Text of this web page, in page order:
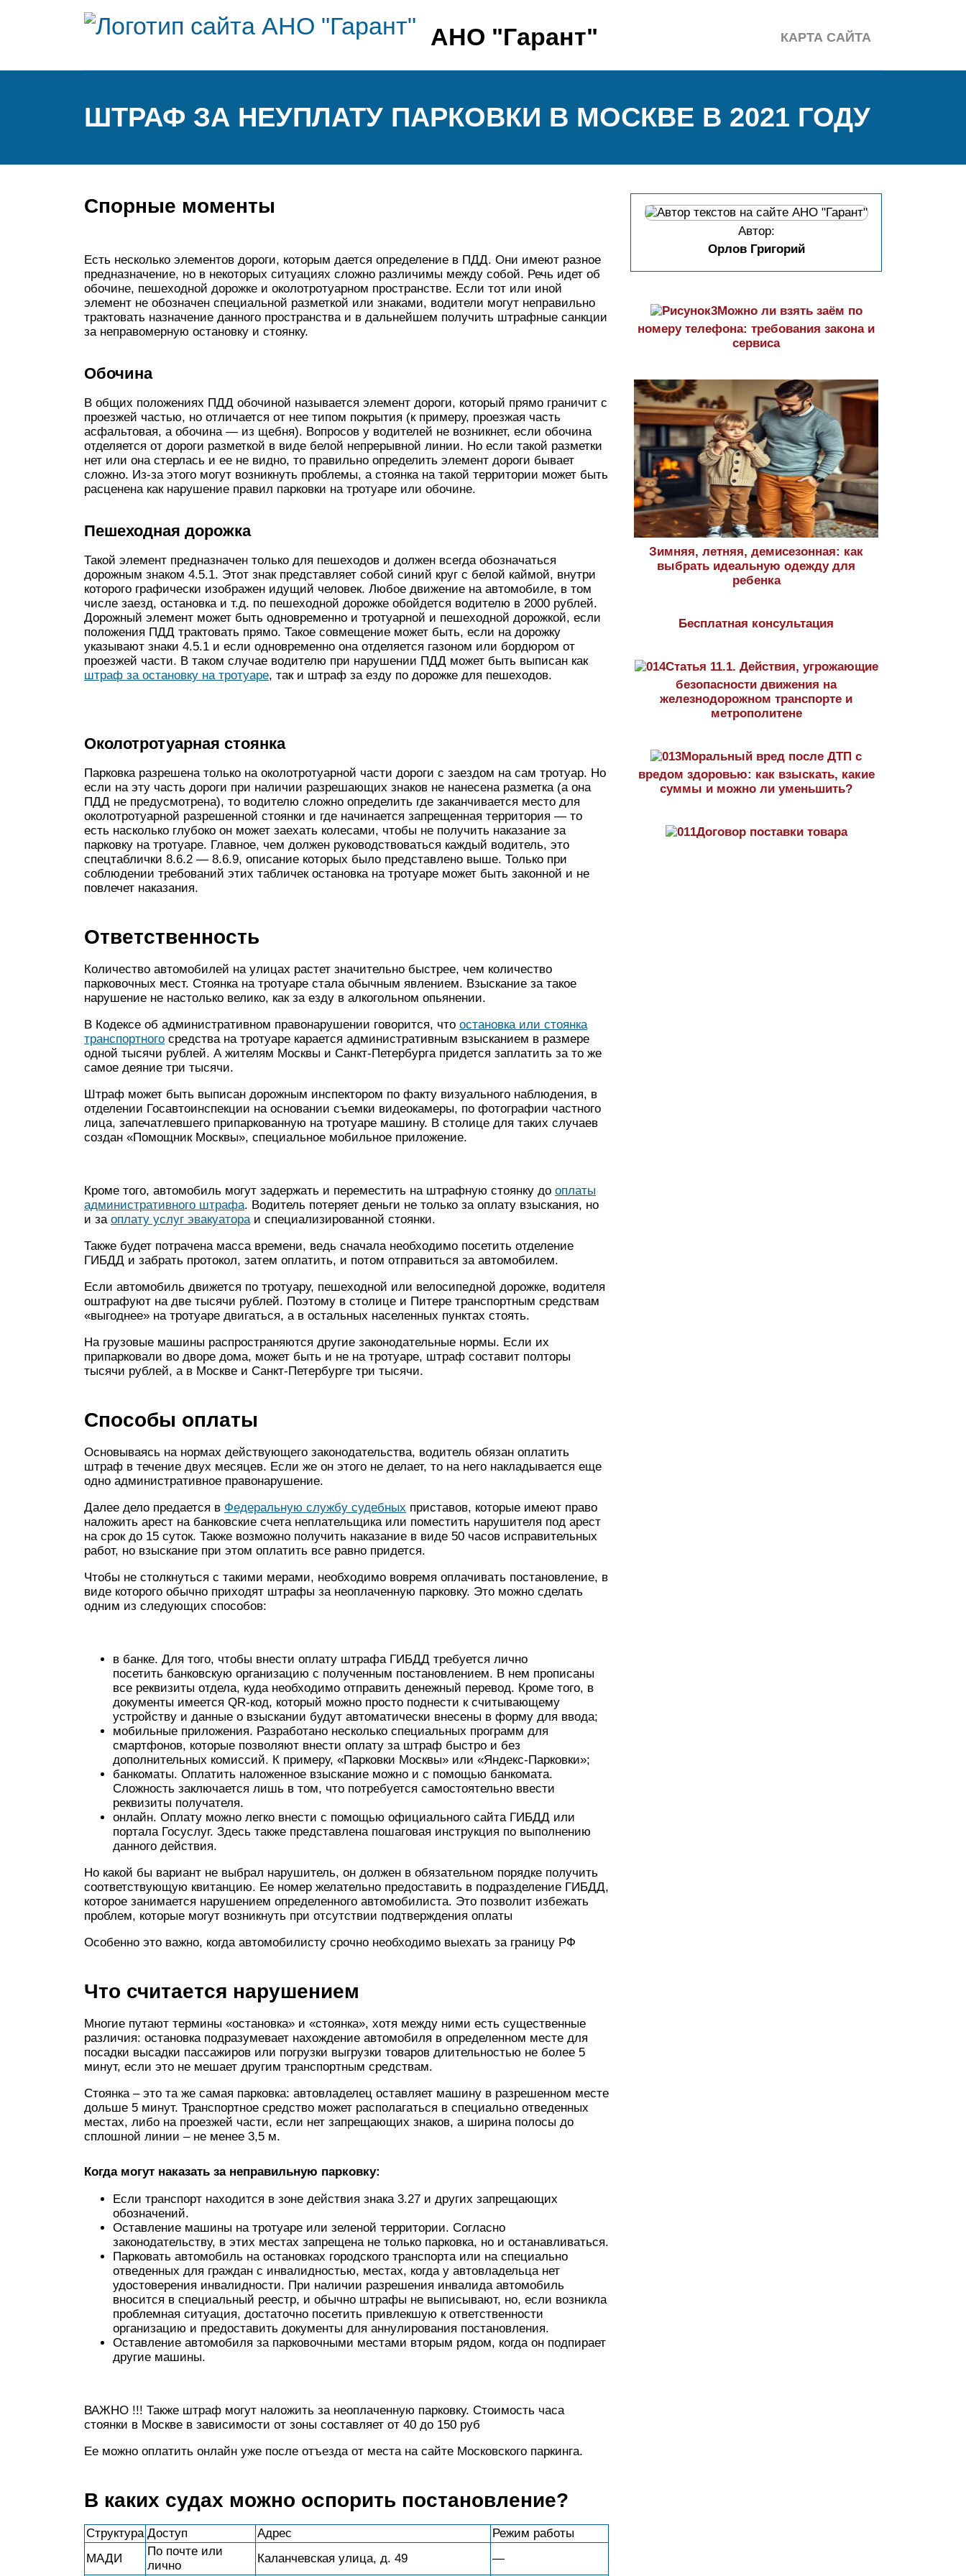
АНО "Гарант" КАРТА САЙТА
ШТРАФ ЗА НЕУПЛАТУ ПАРКОВКИ В МОСКВЕ В 2021 ГОДУ
Спорные моменты
Есть несколько элементов дороги, которым дается определение в ПДД. Они имеют разное
предназначение, но в некоторых ситуациях сложно различимы между собой. Речь идет об
обочине, пешеходной дорожке и околотротуарном пространстве. Если тот или иной
элемент не обозначен специальной разметкой или знаками, водители могут неправильно
трактовать назначение данного пространства и в дальнейшем получить штрафные санкции
за неправомерную остановку и стоянку.
Обочина
В общих положениях ПДД обочиной называется элемент дороги, который прямо граничит с
проезжей частью, но отличается от нее типом покрытия (к примеру, проезжая часть
асфальтовая, а обочина — из щебня). Вопросов у водителей не возникнет, если обочина
отделяется от дороги разметкой в виде белой непрерывной линии. Но если такой разметки
нет или она стерлась и ее не видно, то правильно определить элемент дороги бывает
сложно. Из-за этого могут возникнуть проблемы, а стоянка на такой территории может быть
расценена как нарушение правил парковки на тротуаре или обочине.
Пешеходная дорожка
Такой элемент предназначен только для пешеходов и должен всегда обозначаться
дорожным знаком 4.5.1. Этот знак представляет собой синий круг с белой каймой, внутри
которого графически изображен идущий человек. Любое движение на автомобиле, в том
числе заезд, остановка и т.д. по пешеходной дорожке обойдется водителю в 2000 рублей.
Дорожный элемент может быть одновременно и тротуарной и пешеходной дорожкой, если
положения ПДД трактовать прямо. Такое совмещение может быть, если на дорожку
указывают знаки 4.5.1 и если одновременно она отделяется газоном или бордюром от
проезжей части. В таком случае водителю при нарушении ПДД может быть выписан как
штраф за остановку на тротуаре, так и штраф за езду по дорожке для пешеходов.
Околотротуарная стоянка
Парковка разрешена только на околотротуарной части дороги с заездом на сам тротуар. Но
если на эту часть дороги при наличии разрешающих знаков не нанесена разметка (а она
ПДД не предусмотрена), то водителю сложно определить где заканчивается место для
околотротуарной разрешенной стоянки и где начинается запрещенная территория — то
есть насколько глубоко он может заехать колесами, чтобы не получить наказание за
парковку на тротуаре. Главное, чем должен руководствоваться каждый водитель, это
спецтаблички 8.6.2 — 8.6.9, описание которых было представлено выше. Только при
соблюдении требований этих табличек остановка на тротуаре может быть законной и не
повлечет наказания.
Ответственность
Количество автомобилей на улицах растет значительно быстрее, чем количество
парковочных мест. Стоянка на тротуаре стала обычным явлением. Взыскание за такое
нарушение не настолько велико, как за езду в алкогольном опьянении.
В Кодексе об административном правонарушении говорится, что остановка или стоянка
транспортного средства на тротуаре карается административным взысканием в размере
одной тысячи рублей. А жителям Москвы и Санкт-Петербурга придется заплатить за то же
самое деяние три тысячи.
Штраф может быть выписан дорожным инспектором по факту визуального наблюдения, в
отделении Госавтоинспекции на основании съемки видеокамеры, по фотографии частного
лица, запечатлевшего припаркованную на тротуаре машину. В столице для таких случаев
создан «Помощник Москвы», специальное мобильное приложение.
Кроме того, автомобиль могут задержать и переместить на штрафную стоянку до оплаты
административного штрафа. Водитель потеряет деньги не только за оплату взыскания, но
и за оплату услуг эвакуатораи специализированной стоянки.
Также будет потрачена масса времени, ведь сначала необходимо посетить отделение
ГИБДД и забрать протокол, затем оплатить, и потом отправиться за автомобилем.
Если автомобиль движется по тротуару, пешеходной или велосипедной дорожке, водителя
оштрафуют на две тысячи рублей. Поэтому в столице и Питере транспортным средствам
«выгоднее» на тротуаре двигаться, а в остальных населенных пунктах стоять.
На грузовые машины распространяются другие законодательные нормы. Если их
припарковали во дворе дома, может быть и не на тротуаре, штраф составит полторы
тысячи рублей, а в Москве и Санкт-Петербурге три тысячи.
Способы оплаты
Основываясь на нормах действующего законодательства, водитель обязан оплатить
штраф в течение двух месяцев. Если же он этого не делает, то на него накладывается еще
одно административное правонарушение.
Далее дело предается в Федеральную службу судебных приставов, которые имеют право
наложить арест на банковские счета неплательщика или поместить нарушителя под арест
на срок до 15 суток. Также возможно получить наказание в виде 50 часов исправительных
работ, но взыскание при этом оплатить все равно придется.
Чтобы не столкнуться с такими мерами, необходимо вовремя оплачивать постановление, в
виде которого обычно приходят штрафы за неоплаченную парковку. Это можно сделать
одним из следующих способов:
в банке. Для того, чтобы внести оплату штрафа ГИБДД требуется лично
посетить банковскую организацию с полученным постановлением. В нем прописаны
все реквизиты отдела, куда необходимо отправить денежный перевод. Кроме того, в
документы имеется QR-код, который можно просто поднести к считывающему
устройству и данные о взыскании будут автоматически внесены в форму для ввода;
мобильные приложения. Разработано несколько специальных программ для
смартфонов, которые позволяют внести оплату за штраф быстро и без
дополнительных комиссий. К примеру, «Парковки Москвы» или «Яндекс-Парковки»;
банкоматы. Оплатить наложенное взыскание можно и с помощью банкомата.
Сложность заключается лишь в том, что потребуется самостоятельно ввести
реквизиты получателя.
онлайн. Оплату можно легко внести с помощью официального сайта ГИБДД или
портала Госуслуг. Здесь также представлена пошаговая инструкция по выполнению
данного действия.
Но какой бы вариант не выбрал нарушитель, он должен в обязательном порядке получить
соответствующую квитанцию. Ее номер желательно предоставить в подразделение ГИБДД,
которое занимается нарушением определенного автомобилиста. Это позволит избежать
проблем, которые могут возникнуть при отсутствии подтверждения оплаты
Особенно это важно, когда автомобилисту срочно необходимо выехать за границу РФ
Что считается нарушением
Многие путают термины «остановка» и «стоянка», хотя между ними есть существенные
различия: остановка подразумевает нахождение автомобиля в определенном месте для
посадки высадки пассажиров или погрузки выгрузки товаров длительностью не более 5
минут, если это не мешает другим транспортным средствам.
Стоянка – это та же самая парковка: автовладелец оставляет машину в разрешенном месте
дольше 5 минут. Транспортное средство может располагаться в специально отведенных
местах, либо на проезжей части, если нет запрещающих знаков, а ширина полосы до
сплошной линии – не менее 3,5 м.
Когда могут наказать за неправильную парковку:
Если транспорт находится в зоне действия знака 3.27 и других запрещающих
обозначений.
Оставление машины на тротуаре или зеленой территории. Согласно
законодательству, в этих местах запрещена не только парковка, но и останавливаться.
Парковать автомобиль на остановках городского транспорта или на специально
отведенных для граждан с инвалидностью, местах, когда у автовладельца нет
удостоверения инвалидности. При наличии разрешения инвалида автомобиль
вносится в специальный реестр, и обычно штрафы не выписывают, но, если возникла
проблемная ситуация, достаточно посетить привлекшую к ответственности
организацию и предоставить документы для аннулирования постановления.
Оставление автомобиля за парковочными местами вторым рядом, когда он подпирает
другие машины.
ВАЖНО !!! Также штраф могут наложить за неоплаченную парковку. Стоимость часа
стоянки в Москве в зависимости от зоны составляет от 40 до 150 руб
Ее можно оплатить онлайн уже после отъезда от места на сайте Московского паркинга.
В каких судах можно оспорить постановление?
Структура Доступ Адрес
Режим работы
МАДИ
По почте или
лично
Каланчевская улица, д. 49 —
Автор:
Орлов Григорий
Можно ли взять заём по
номеру телефона: требования закона и
сервиса
Зимняя, летняя, демисезонная: как
выбрать идеальную одежду для
ребенка
Бесплатная консультация
Статья 11.1. Действия, угрожающие
безопасности движения на
железнодорожном транспорте и
метрополитене
Моральный вред после ДТП с
вредом здоровью: как взыскать, какие
суммы и можно ли уменьшить?
Договор поставки товара